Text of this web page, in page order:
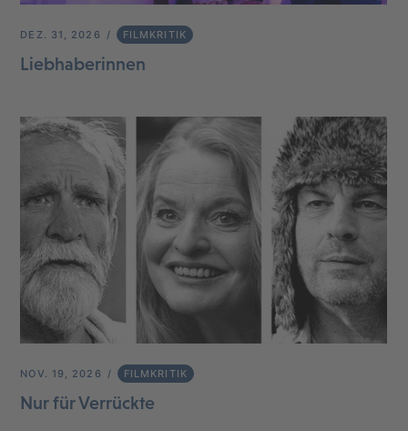
DEZ. 31, 2026 FILMKRITIK
Liebhaberinnen
NOV. 19, 2026 FILMKRITIK
Nur für Verrückte